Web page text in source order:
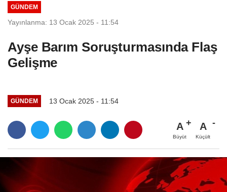
GÜNDEM
Yayınlanma: 13 Ocak 2025 - 11:54
Ayşe Barım Soruşturmasında Flaş
Gelişme
GÜNDEM 13 Ocak 2025 - 11:54
A
Büyüt
A
Küçült